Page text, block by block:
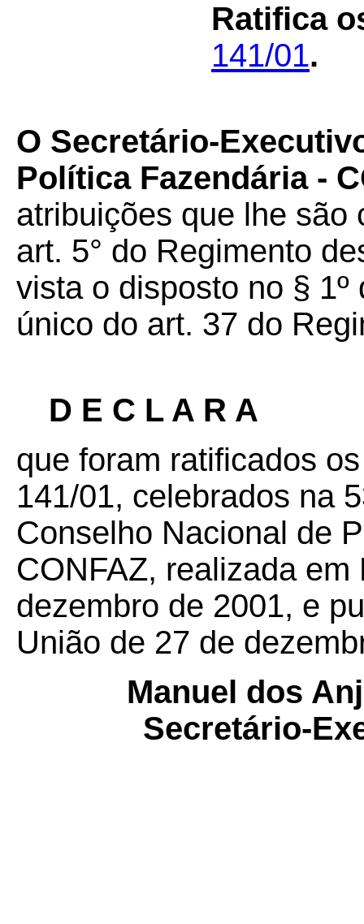
Ratifica
141/01.
O Secretário-
Política Fazendária -
atribuições que lhe são
art. 5° do Regimento
vista o disposto no §
único do art. 37 do
D E C L A R A
que foram ratificados
141/01, celebrados na
Conselho Nacional de
CONFAZ, realizada
dezembro de 2001, e
União de 27 de
Manuel dos
Secretário-